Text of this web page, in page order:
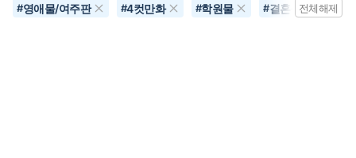
#영애물/여주판 #4컷만화 #학원물 #결혼생활전체해제